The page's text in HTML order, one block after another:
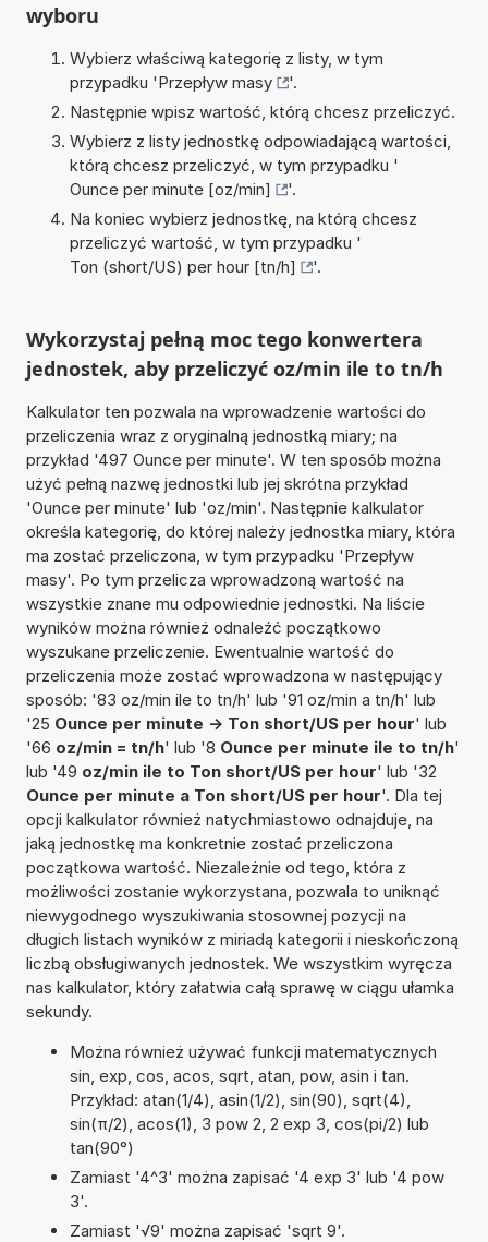
wyboru
Wybierz właściwą kategorię z listy, w tym
przypadku 'Przepływ masy
'.
Następnie wpisz wartość, którą chcesz przeliczyć.
Wybierz z listy jednostkę odpowiadającą wartości,
którą chcesz przeliczyć, w tym przypadku '
Ounce per minute [oz/min]
'.
Na koniec wybierz jednostkę, na którą chcesz
przeliczyć wartość, w tym przypadku '
Ton (short/US) per hour [tn/h]
'.
Wykorzystaj pełną moc tego konwertera
jednostek, aby przeliczyć oz/min ile to tn/h
Kalkulator ten pozwala na wprowadzenie wartości do
przeliczenia wraz z oryginalną jednostką miary; na
przykład '497 Ounce per minute'. W ten sposób można
użyć pełną nazwę jednostki lub jej skrótna przykład
'Ounce per minute' lub 'oz/min'. Następnie kalkulator
określa kategorię, do której należy jednostka miary, która
ma zostać przeliczona, w tym przypadku 'Przepływ
masy'. Po tym przelicza wprowadzoną wartość na
wszystkie znane mu odpowiednie jednostki. Na liście
wyników można również odnaleźć początkowo
wyszukane przeliczenie. Ewentualnie wartość do
przeliczenia może zostać wprowadzona w następujący
sposób: '83 oz/min ile to tn/h' lub '91 oz/min a tn/h' lub
'25 Ounce per minute -> Ton short/US per hour' lub
'66 oz/min = tn/h' lub '8 Ounce per minute ile to tn/h'
lub '49 oz/min ile to Ton short/US per hour' lub '32
Ounce per minute a Ton short/US per hour'. Dla tej
opcji kalkulator również natychmiastowo odnajduje, na
jaką jednostkę ma konkretnie zostać przeliczona
początkowa wartość. Niezależnie od tego, która z
możliwości zostanie wykorzystana, pozwala to uniknąć
niewygodnego wyszukiwania stosownej pozycji na
długich listach wyników z miriadą kategorii i nieskończoną
liczbą obsługiwanych jednostek. We wszystkim wyręcza
nas kalkulator, który załatwia całą sprawę w ciągu ułamka
sekundy.
Można również używać funkcji matematycznych
sin, exp, cos, acos, sqrt, atan, pow, asin i tan.
Przykład: atan(1/4), asin(1/2), sin(90), sqrt(4),
sin(π/2), acos(1), 3 pow 2, 2 exp 3, cos(pi/2) lub
tan(90°)
Zamiast '4^3' można zapisać '4 exp 3' lub '4 pow
3'.
Zamiast '√9' można zapisać 'sqrt 9'.